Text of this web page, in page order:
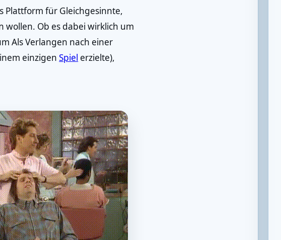
Plattform für Gleichgesinnte,
wollen. Ob es dabei wirklich um
Als Verlangen nach einer
einzigenSpiel erzielte),